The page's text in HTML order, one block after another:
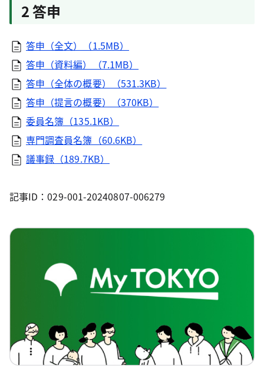
2 答申
答申（全文）（1.5MB）
答申（資料編）（7.1MB）
答申（全体の概要）（531.3KB）
答申（提言の概要）（370KB）
委員名簿（135.1KB）
専門調査員名簿（60.6KB）
議事録（189.7KB）
記事ID：029-001-20240807-006279